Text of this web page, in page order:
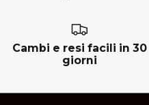
Cambi e resi facili in 30
giorni